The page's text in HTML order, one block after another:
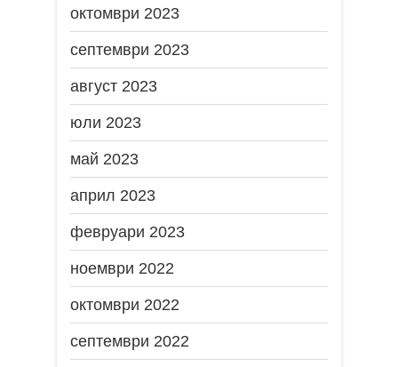
октомври 2023
септември 2023
август 2023
юли 2023
май 2023
април 2023
февруари 2023
ноември 2022
октомври 2022
септември 2022